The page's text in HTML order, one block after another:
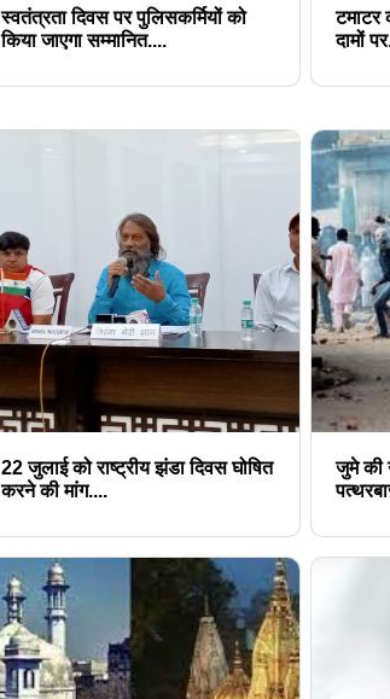
स्वतंत्रता दिवस पर पुलिसकर्मियों को
किया जाएगा सम्मानित....
दामों
22 जुलाई को राष्ट्रीय झंडा दिवस घोषित
करने की मांग....
जुमे की